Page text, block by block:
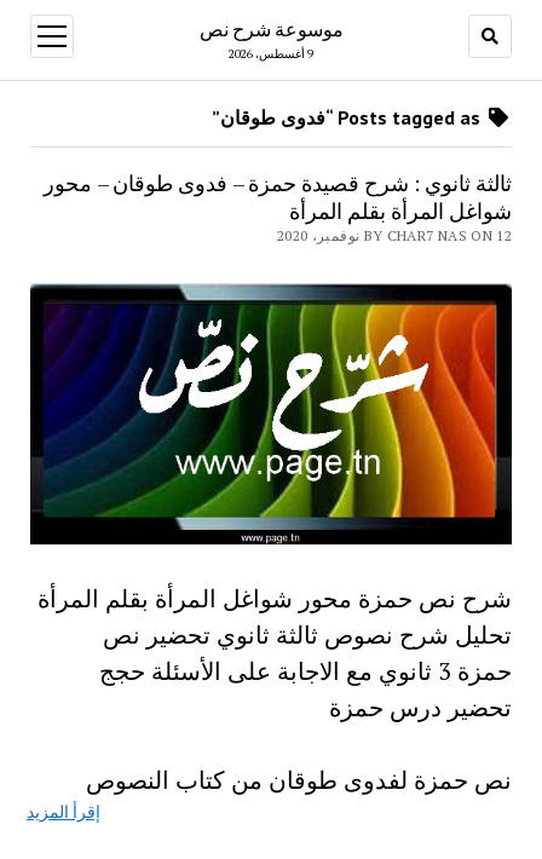
موسوعة شرح نص
9 أغسطس، 2026
open
menu
ثالثة ثانوي : شرح قصيدة حمزة – فدوى طوقان – محور
شواغل المرأة بقلم المرأة
BY CHAR7 NAS ON 12 نوفمبر، 2020
شرح نص حمزة محور شواغل المرأة بقلم المرأة
تحليل شرح نصوص ثالثة ثانوي تحضير نص
حمزة 3 ثانوي مع الاجابة على الأسئلة حجج
تحضير درس حمزة
نص حمزة لفدوى طوقان من كتاب النصوص
إقرأ المزيد